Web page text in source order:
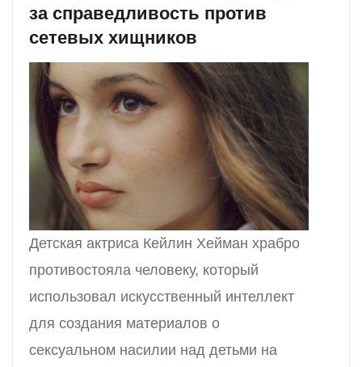
за справедливость против
сетевых хищников
Детская актриса Кейлин Хейман храбро
противостояла человеку, который
использовал искусственный интеллект
для создания материалов о
сексуальном насилии над детьми на